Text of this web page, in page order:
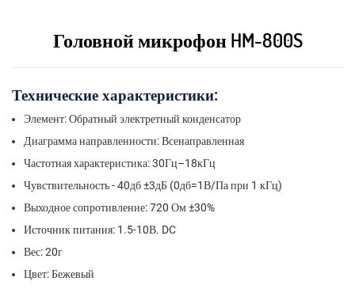
Головной микрофон HM-800S
Технические характеристики:
Элемент: Обратный электретный конденсатор
Диаграмма направленности: Всенаправленная
Частотная характеристика: 30Гц–18кГц
Чувствительность - 40дб ±3дБ (0дб=1В/Па при 1 кГц)
Выходное сопротивление: 720 Ом ±30%
Источник питания: 1.5-10В. DC
Вес: 20г
Цвет: Бежевый